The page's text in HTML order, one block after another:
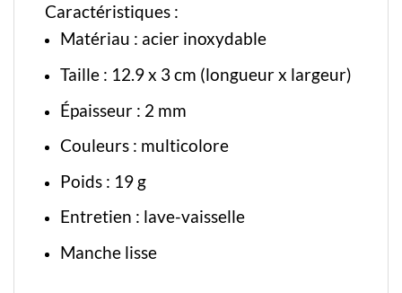
Caractéristiques :
Matériau : acier inoxydable
Taille : 12.9 x 3 cm (longueur x largeur)
Épaisseur : 2 mm
Couleurs : multicolore
Poids : 19 g
Entretien : lave-vaisselle
Manche lisse